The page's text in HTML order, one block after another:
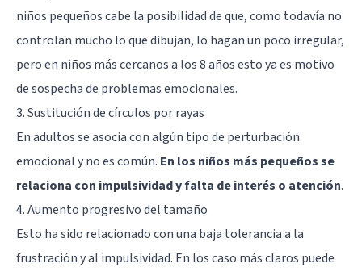
niños pequeños cabe la posibilidad de que, como todavía no
controlan mucho lo que dibujan, lo hagan un poco irregular,
pero en niños más cercanos a los 8 años esto ya es motivo
de sospecha de problemas emocionales.
3. Sustitución de círculos por rayas
En adultos se asocia con algún tipo de perturbación
emocional y no es común. En los niños más pequeños se
relaciona con impulsividad y falta de interés o atención.
4. Aumento progresivo del tamaño
Esto ha sido relacionado con una baja tolerancia a la
frustración y al impulsividad. En los caso más claros puede